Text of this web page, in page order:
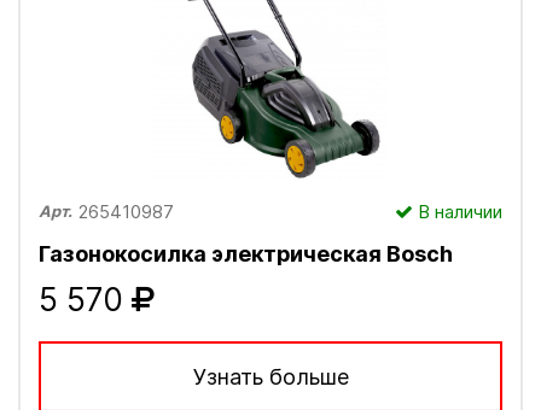
Арт. 265410987 В наличии
Газонокосилка электрическая Bosch
5 570
Узнать больше